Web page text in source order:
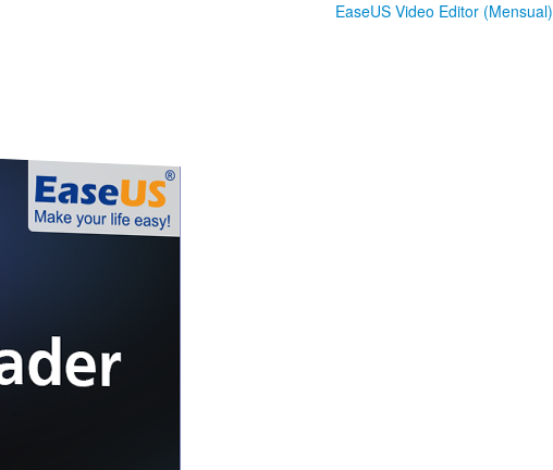
EaseUS Video Editor (Mensual)